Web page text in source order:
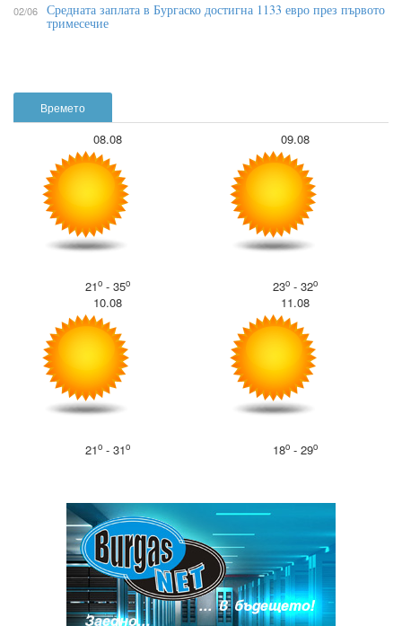
Времето
08.08
21o- 35o
09.08
23o- 32o
10.08
21o- 31o
11.08
18o- 29o
02/06 Средната заплата в Бургаско достигна 1133 евро през първото
тримесечие